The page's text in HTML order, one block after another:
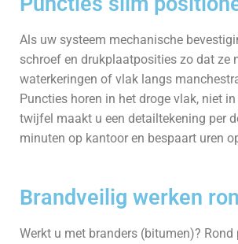
Als uw systeem mechanische
schroef en drukplaatposities zo dat ze
waterkeringen of vlak langs
Puncties horen in het droge vlak, niet
twijfel maakt u een detailtekening per
minuten op kantoor en bespaart uren
Brandveilig werken
Werkt u met branders (bitumen)? Rond